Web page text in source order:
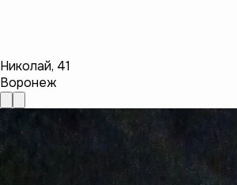
Николай, 41
Воронеж